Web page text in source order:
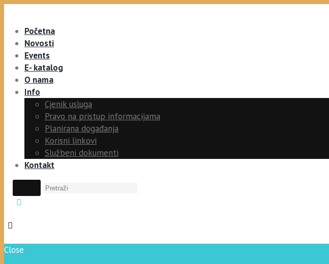
Početna
Novosti
Events
E- katalog
O nama
Info
Cjenik usluga
Pravo na pristup informacijama
Planirana događanja
Korisni linkovi
Službeni dokumenti
Kontakt
Close